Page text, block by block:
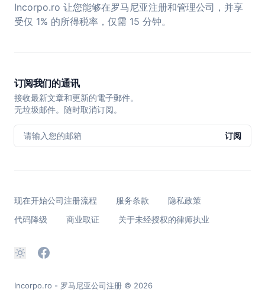
Incorpo.ro 让您能够在罗马尼亚注册和管理公司，并享
受仅 1% 的所得税率，仅需 15 分钟。
订阅我们的通讯
接收最新文章和更新的電子郵件。
无垃圾邮件。随时取消订阅。
请输入您的邮箱 订阅
现在开始公司注册流程 服务条款
隐私政策
代码降级
商业取证 关于未经授权的律师执业
Incorpo.ro - 罗马尼亚公司注册 © 2026